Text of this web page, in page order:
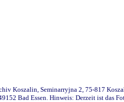
Koszalin, Seminarryjna 2, 75-817
Bad Essen. Hinweis: Derzeit ist das